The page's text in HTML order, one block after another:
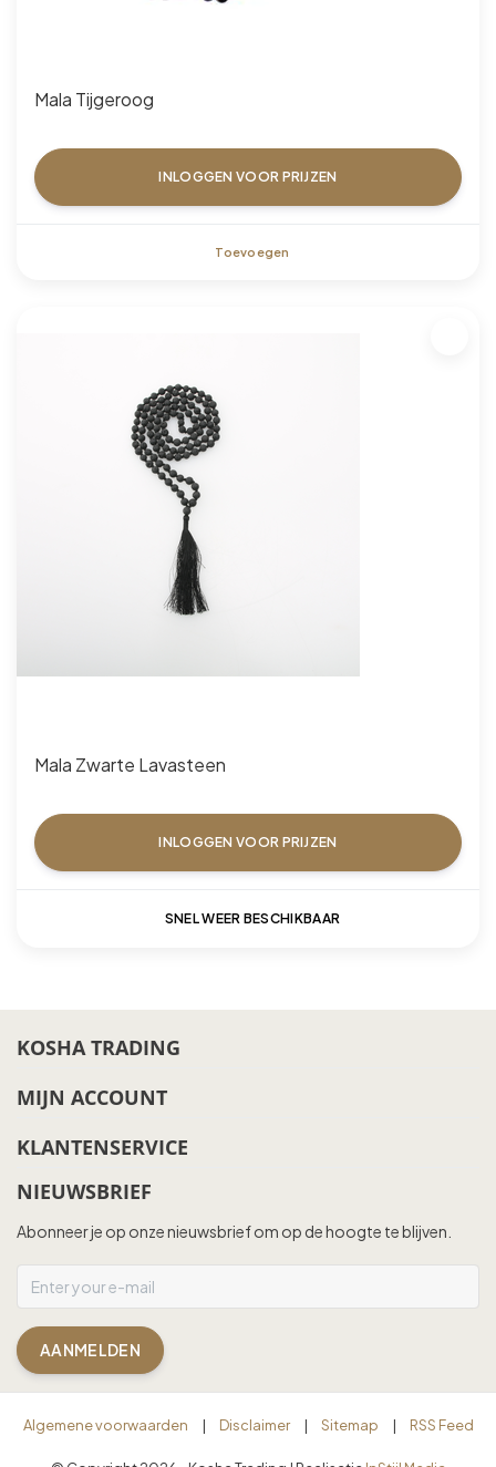
Mala Tijgeroog
INLOGGEN VOOR PRIJZEN
Toevoegen
Mala Zwarte Lavasteen
INLOGGEN VOOR PRIJZEN
SNEL WEER BESCHIKBAAR
KOSHA TRADING
MIJN ACCOUNT
KLANTENSERVICE
NIEUWSBRIEF
Abonneer je op onze nieuwsbrief om op de hoogte te blijven.
AANMELDEN
Algemene voorwaarden | Disclaimer | Sitemap | RSS Feed